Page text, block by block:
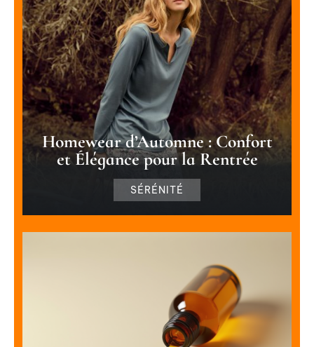
Homewear d’Automne : Confort
et Élégance pour la Rentrée
SÉRÉNITÉ